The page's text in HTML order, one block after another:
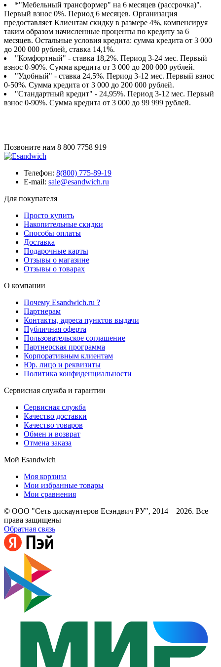
*"Мебельный трансформер" на 6 месяцев (рассрочка)".
Первый взнос 0%. Период 6 месяцев. Организация
предоставляет Клиентам скидку в размере 4%, компенсируя
таким образом начисленные проценты по кредиту за 6
месяцев. Остальные условия кредита: сумма кредита от 3 000
до 200 000 рублей, ставка 14,1%.
"Комфортный" - ставка 18,2%. Период 3-24 мес. Первый
взнос 0-90%. Сумма кредита от 3 000 до 200 000 рублей.
"Удобный" - ставка 24,5%. Период 3-12 мес. Первый взнос
0-50%. Сумма кредита от 3 000 до 200 000 рублей.
"Стандартный кредит" - 24,95%. Период 3-12 мес. Первый
взнос 0-90%. Сумма кредита от 3 000 до 99 999 рублей.
Позвоните нам 8 800 7758 919
Телефон: 8(800) 775-89-19
E-mail: sale@esandwich.ru
Для покупателя
Просто купить
Накопительные скидки
Способы оплаты
Доставка
Подарочные карты
Отзывы о магазине
Отзывы о товарах
О компании
Почему Esandwich.ru ?
Партнерам
Контакты, адреса пунктов выдачи
Публичная оферта
Пользовательское соглашение
Партнерская программа
Корпоративным клиентам
Юр. лицо и реквизиты
Политика конфиденциальности
Сервисная служба и гарантии
Сервисная служба
Качество доставки
Качество товаров
Обмен и возврат
Отмена заказа
Мой Esandwich
Моя корзина
Мои избранные товары
Мои сравнения
© ООО "Сеть дискаунтеров Есэндвич РУ", 2014—2026. Все
права защищены
Обратная связь